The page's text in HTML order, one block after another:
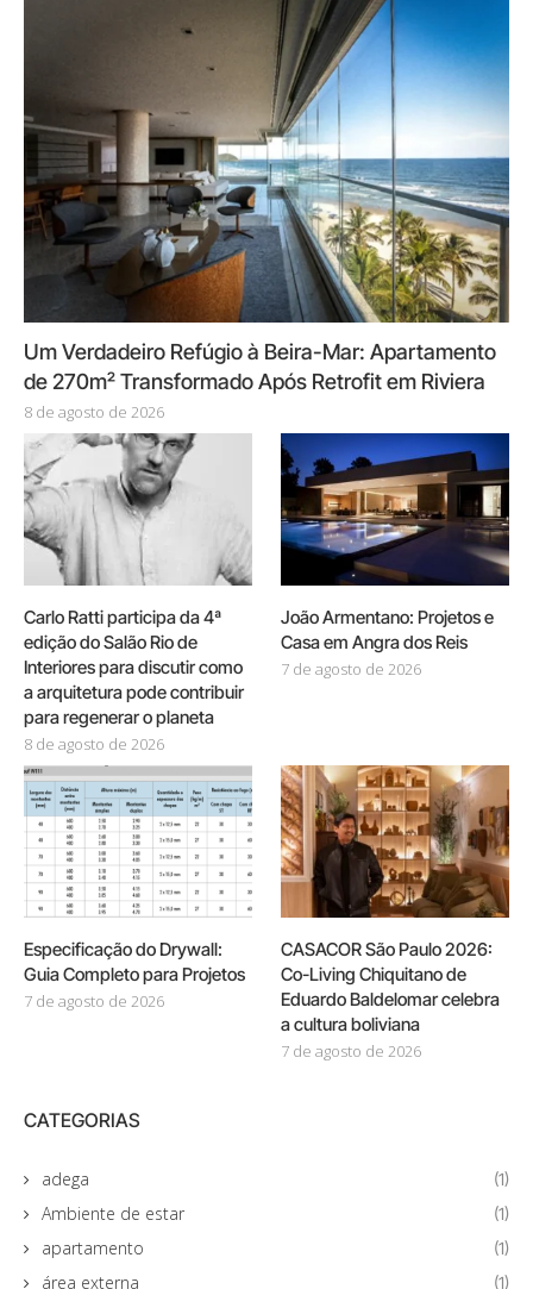
Um Verdadeiro Refúgio à Beira-Mar: Apartamento
de 270m² Transformado Após Retrofit em Riviera
8 de agosto de 2026
Carlo Ratti participa da 4ª
edição do Salão Rio de
Interiores para discutir como
a arquitetura pode contribuir
para regenerar o planeta
8 de agosto de 2026
João Armentano: Projetos e
Casa em Angra dos Reis
7 de agosto de 2026
Especificação do Drywall:
Guia Completo para Projetos
7 de agosto de 2026
CASACOR São Paulo 2026:
Co-Living Chiquitano de
Eduardo Baldelomar celebra
a cultura boliviana
7 de agosto de 2026
CATEGORIAS
adega (1)
Ambiente de estar (1)
apartamento (1)
área externa (1)